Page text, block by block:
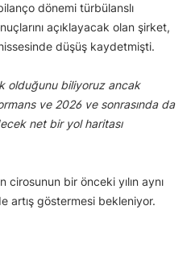
dönemi türbülanslı
açıklayacak olan şirket,
düşüş kaydetmişti.
olduğunu biliyoruz ancak
ve 2026 ve sonrasında da
net bir yol haritası
cirosunun bir önceki yılın aynı
artış göstermesi bekleniyor.